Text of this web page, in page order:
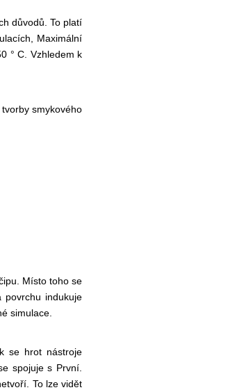
důvodů. To platí
Maximální
° C. Vzhledem k
smykového
Místo toho se
indukuje
simulace.
se hrot nástroje
spojuje s První.
To lze vidět